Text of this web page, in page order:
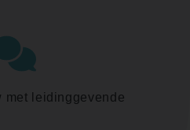
met leidinggevende